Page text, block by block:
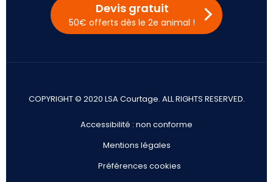
Devis gratuit
50€ offerts dès le 2e animal !
COPYRIGHT © 2020 LSA Courtage. ALL RIGHTS RESERVED.
Accessibilité : non conforme
Mentions légales
Préférences cookies